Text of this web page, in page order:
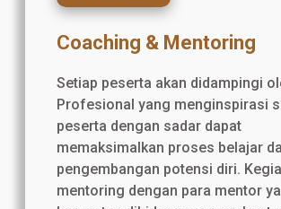
Coaching & Mentoring
Setiap peserta akan didampingi
Profesional yang menginspirasi
peserta dengan sadar dapat
memaksimalkan proses belajar
pengembangan potensi diri.
mentoring dengan para mentor